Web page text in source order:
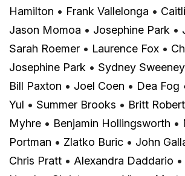
Hamilton • Frank Vallelonga •
Jason Momoa • Josephine Park •
Sarah Roemer • Laurence Fox •
Josephine Park • Sydney Sweeney
Bill Paxton • Joel Coen • Dea Fog
Yul • Summer Brooks • Britt
Myhre • Benjamin Hollingsworth •
Portman • Zlatko Buric • John
Chris Pratt • Alexandra Daddario •